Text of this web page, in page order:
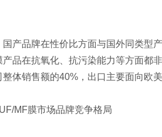
品牌在性价比方面与国外同类型产
产品在抗氧化、抗污染能力等方面都
整体销售额的40%，出口主要面向欧
MF膜市场品牌竞争格局